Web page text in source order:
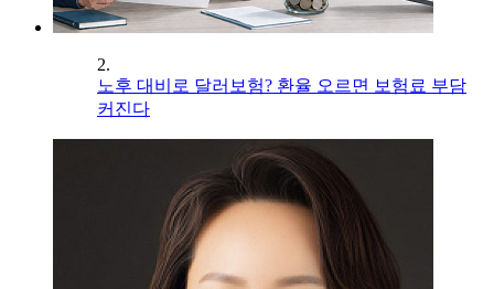
2.
노후 대비로 달러보험? 환율 오르면 보험료 부담
커진다